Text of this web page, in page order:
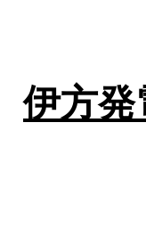
伊方